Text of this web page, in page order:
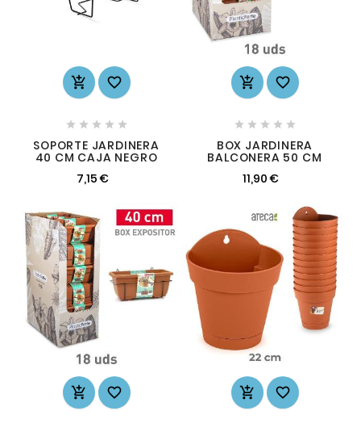
 
    
SOPORTE JARDINERA
40 CM CAJA NEGRO
7,15 €
 
    
BOX JARDINERA
BALCONERA 50 CM
11,90 €
   